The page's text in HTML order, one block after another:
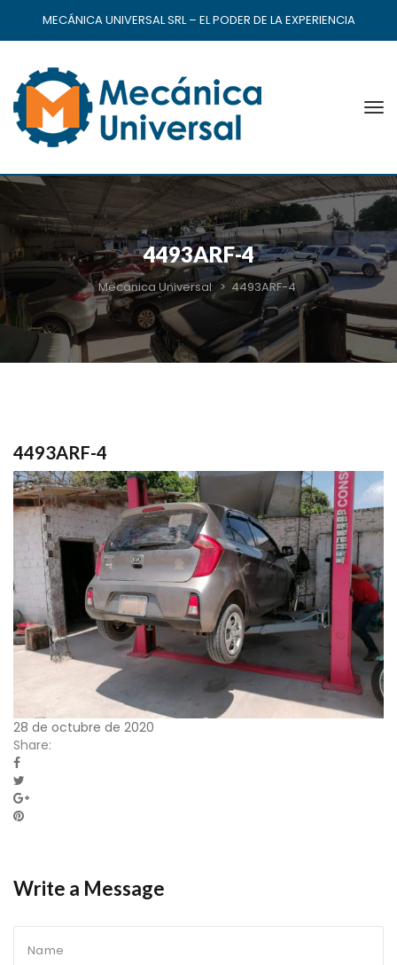
MECÁNICA UNIVERSAL SRL – EL PODER DE LA EXPERIENCIA
4493ARF-4
Mecanica Universal > 4493ARF-4
4493ARF-4
28 de octubre de 2020
Share:
Write a Message